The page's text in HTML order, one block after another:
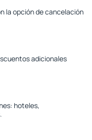
la opción de cancelación
adicionales
hoteles,